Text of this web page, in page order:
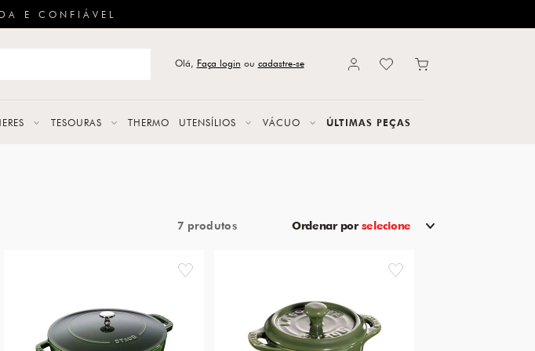
E CONFIÁVEL
Olá, Faça login ou cadastre-se
TESOURAS THERMO UTENSÍLIOS VÁCUO ÚLTIMAS PEÇAS
Ordenar por selecione
7
favorite favorite